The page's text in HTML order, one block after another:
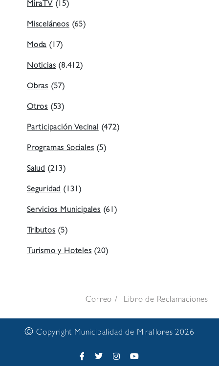
MiraTV(15)
Misceláneos(65)
Moda(17)
Noticias(8.412)
Obras (57)
Otros (53)
Participación Vecinal(472)
Programas Sociales(5)
Salud (213)
Seguridad(131)
Servicios Municipales(61)
Tributos(5)
Turismo y Hoteles(20)
Correo Libro de Reclamaciones
© Copyright Municipalidad de Miraflores 2026